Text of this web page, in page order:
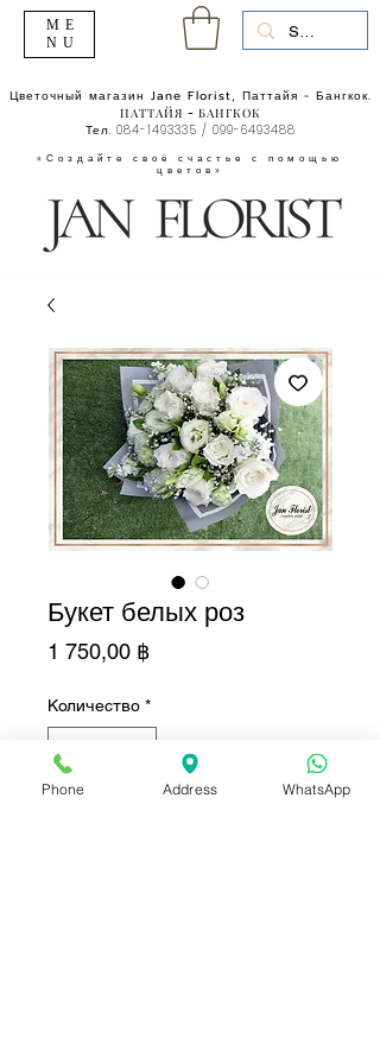
«Создайте своё счастье с помощью
цветов»
Цветочный магазин Jane Florist, Паттайя - Бангкок.
ПАТТАЙЯ - БАНГКОК
Тел. 084-1493335 / 099-6493488
ME
NU
Букет белых роз
1 750,00 ฿Цена
Количество *
Phone Address WhatsApp